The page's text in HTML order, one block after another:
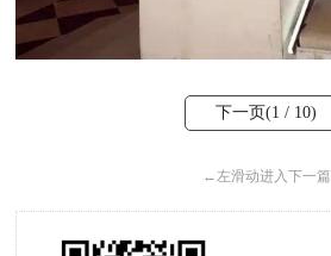
下一页(1 / 10)
←左滑动进入下一篇